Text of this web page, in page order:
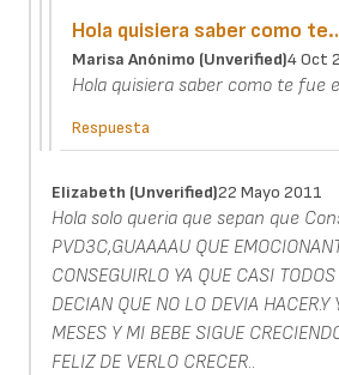
Hola quisiera saber como
Marisa Anónimo (unverified)4 Oct
Hola quisiera saber como te fue
Respuesta
Elizabeth (unverified)22 Mayo 2011
Hola solo queria que sepan que
PVD3C,GUAAAAU QUE
CONSEGUIRLO YA QUE CASI
DECIAN QUE NO LO DEVIA HACER.Y
MESES Y MI BEBE SIGUE
FELIZ DE VERLO CRECER..